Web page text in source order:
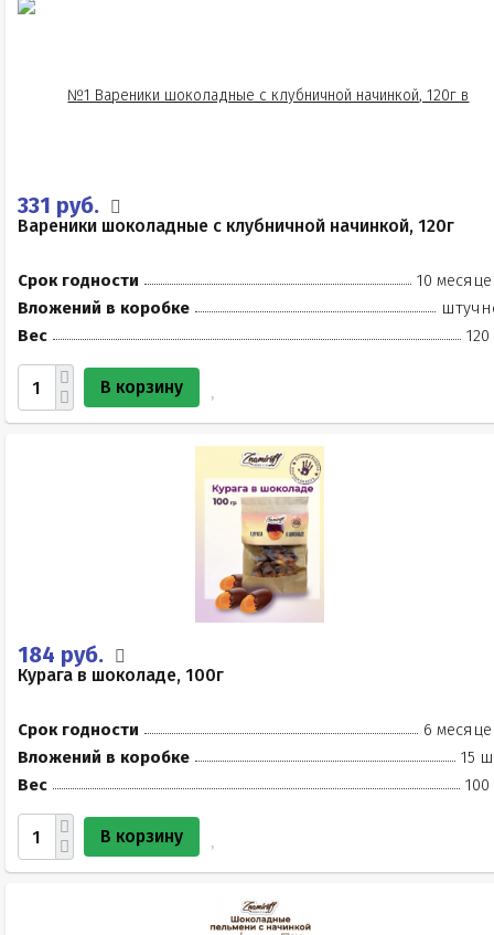
331 руб.
Вареники шоколадные с клубничной начинкой, 120г
Срок годности
10
Вложений в коробке
Вес
120
В корзину
184 руб.
Курага в шоколаде, 100г
Срок годности
6
Вложений в коробке
15
Вес
100
В корзину